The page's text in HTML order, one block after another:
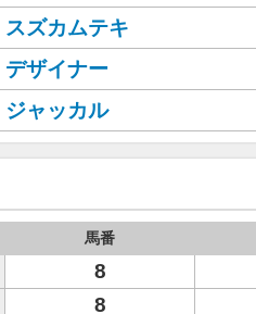
スズカムテキ
デザイナー
ジャッカル
馬番
8
8